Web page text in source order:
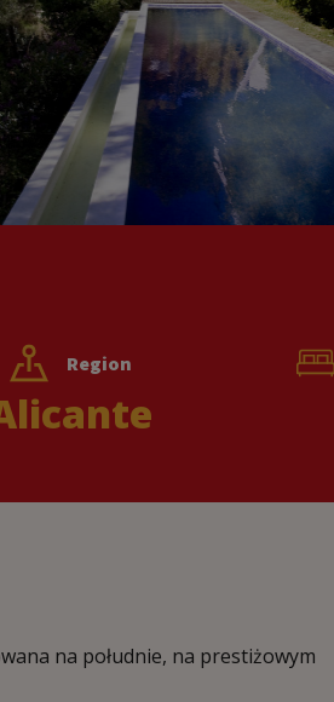
Region
na południe, na prestiżowym